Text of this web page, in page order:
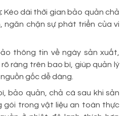
Kéo dài thời gian bảo quản chả
ngăn chặn sự phát triển của vi
thông tin về ngày sản xuất,
rõ ràng trên bao bì, giúp quản lý
gốc dễ dàng.
bảo quản, chả cá sau khi sản
gói trong vật liệu an toàn thực